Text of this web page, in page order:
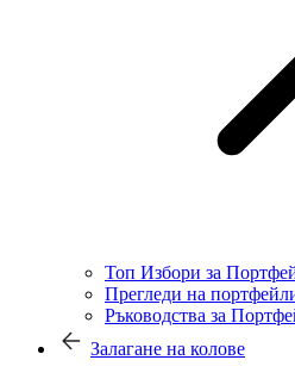
Топ Избори за
Прегледи на
Ръководства за
Залагане на колове